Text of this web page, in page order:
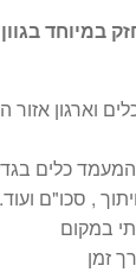
וארגון
המעמד כלים
, סכו"ם ועוד.
במקום
זמן